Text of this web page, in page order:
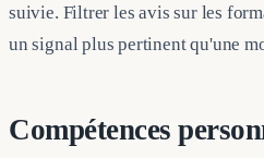
suivie. Filtrer les avis sur les
un signal plus pertinent qu'une
Compétences